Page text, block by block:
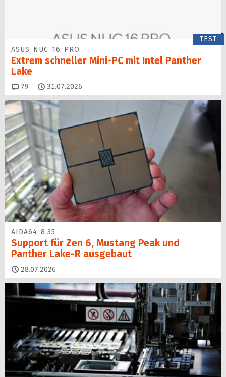
TEST
ASUS NUC 16 PRO
Extrem schneller Mini-PC mit Intel Panther
Lake
79 Kommentare
31.07.2026
AIDA64 8.35
Support für Zen 6, Mustang Peak und
Panther Lake-R ausgebaut
28.07.2026